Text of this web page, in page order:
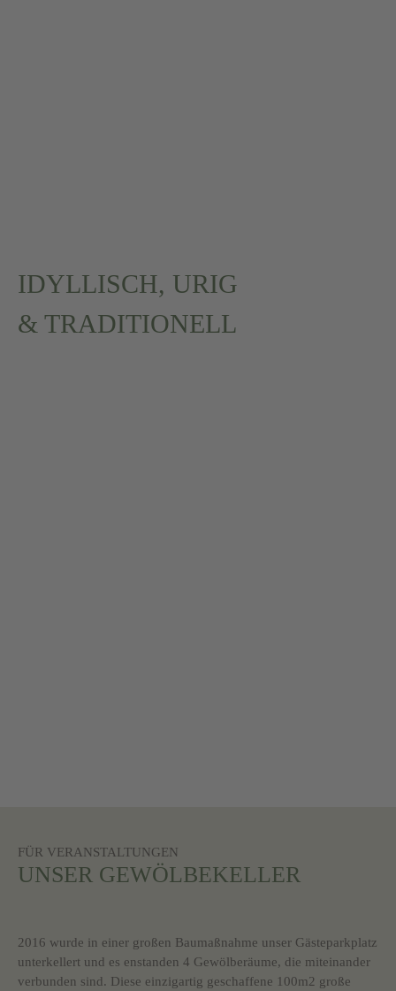
IDYLLISCH, URIG
& TRADITIONELL
FÜR VERANSTALTUNGEN
UNSER GEWÖLBEKELLER
2016 wurde in einer großen Baumaßnahme unser Gästeparkplatz
unterkellert und es enstanden 4 Gewölberäume, die miteinander
verbunden sind. Diese einzigartig geschaffene 100m2 große